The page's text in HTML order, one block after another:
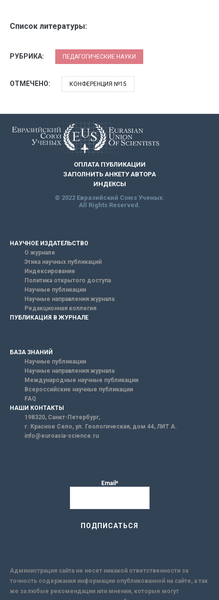
Список литературы:
РУБРИКА: ПЕДАГОГИЧЕСКИЕ НАУКИ
ОТМЕЧЕНО: КОНФЕРЕНЦИЯ №15
ОПЛАТА ПУБЛИКАЦИИ
ЗАПОЛНИТЬ АНКЕТУ АВТОРА
ИНДЕКСЫ
© 2022 Евразийский Союз Ученых.
All Rights Reserved.
НАУЧНОЕ ИЗДАТЕЛЬСТВО
О журнале
Этика научных публикаций
Индексирование
Политика открытого доступа
Научные публикации
Научные направления журнала
Редакционная коллегия
ПУБЛИКАЦИЯ В ЖУРНАЛЕ
БАЗА ЗНАНИЙ
Научные публикации
Научные направления журнала
Международные научные публикации
Всероссийские научные публикации
FAQ
НАШИ КОНТАКТЫ
198320, Санкт-Петербург,
г. Красное Село, ул. Геологическая, дом 44, ЛИТ А.
info@euroasia-science.ru
Email*
Администрация сайта не несет никакой ответственности за
точность содержания информации опубликованной на сайте, а так
же за любые рекомендации или мнения, которые могут